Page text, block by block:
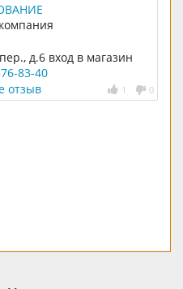
д.6 вход в магазин
направо
83-40
1 0
отзыв